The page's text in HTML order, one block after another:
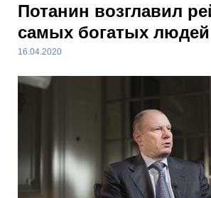
Потанин возглавил
самых богатых
16.04.2020